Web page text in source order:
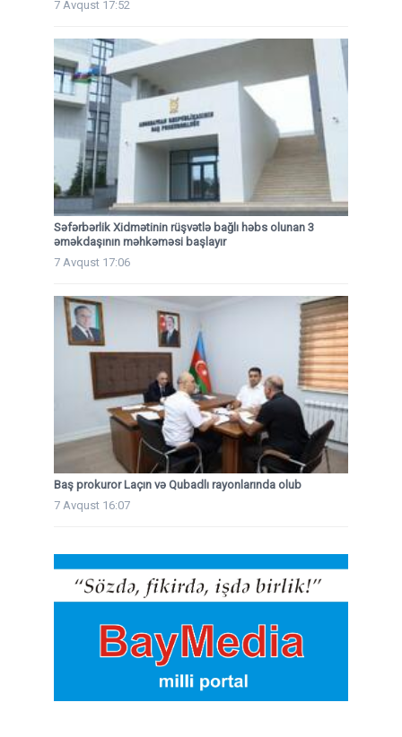
7 Avqust 17:52
Səfərbərlik Xidmətinin rüşvətlə bağlı həbs olunan 3
əməkdaşının məhkəməsi başlayır
7 Avqust 17:06
Baş prokuror Laçın və Qubadlı rayonlarında olub
7 Avqust 16:07